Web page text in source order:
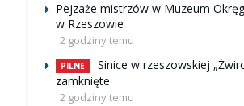
Pejzaże mistrzów w Muzeum
w Rzeszowie
2 godziny temu
PILNE
Sinice w rzeszowskiej
zamknięte
2 godziny temu